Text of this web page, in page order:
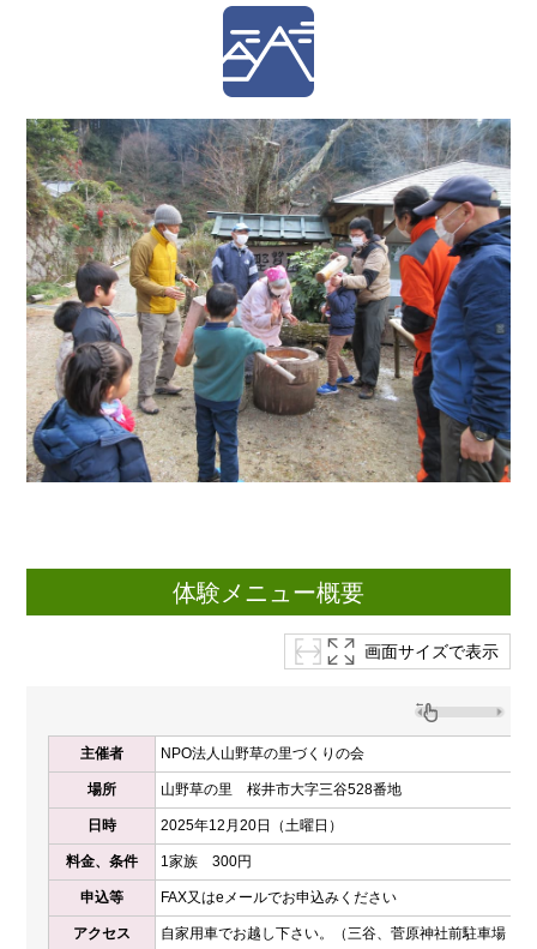
体験メニュー概要
画面サイズで表示
主催者 NPO法人山野草の里づくりの会
場所 山野草の里 桜井市大字三谷528番地
日時 2025年12月20日（土曜日）
料金、条件 1家族 300円
申込等 FAX又はeメールでお申込みください
アクセス 自家用車でお越し下さい。（三谷、菅原神社前駐車場（